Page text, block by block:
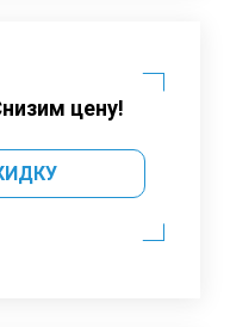
цену!